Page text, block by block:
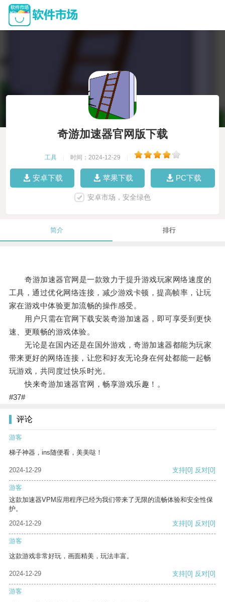
奇游加速器官网版下载
工具 时间：2024-12-29
安卓下载 苹果下载 PC下载
安卓市场，安全绿色
简介 排行
奇游加速器官网是一款致力于提升游戏玩家网络速度的
工具，通过优化网络连接，减少游戏卡顿，提高帧率，让玩
家在游戏中体验更加流畅的操作感受。
用户只需在官网下载安装奇游加速器，即可享受到更快
速、更顺畅的游戏体验。
无论是在国内还是在国外游戏，奇游加速器都能为玩家
带来更好的网络连接，让您和好友无论身在何处都能一起畅
玩游戏，共同度过快乐时光。
快来奇游加速器官网，畅享游戏乐趣！。
#37#
评论
游客
梯子神器，ins随便看，美美哒！
2024-12-29 支持[0] 反对[0]
游客
这款加速器VPM应用程序已经为我们带来了无限的流畅体验和安全性保
护。
2024-12-29
支持[0] 反对[0]
游客
这款游戏非常好玩，画面精美，玩法丰富。
2024-12-29 支持[0] 反对[0]
游客